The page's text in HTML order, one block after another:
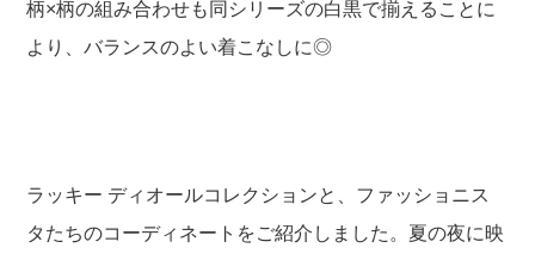
柄×柄の組み合わせも同シリーズの白黒で揃えることに
より、バランスのよい着こなしに◎
ラッキー ディオールコレクションと、ファッショニス
タたちのコーディネートをご紹介しました。夏の夜に映